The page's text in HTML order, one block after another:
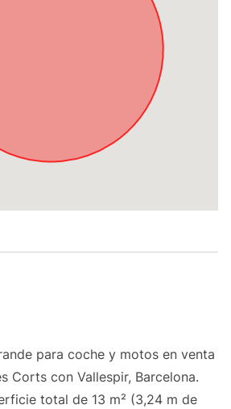
para coche y motos en venta
Corts con Vallespir, Barcelona.
total de 13 m² (3,24 m de